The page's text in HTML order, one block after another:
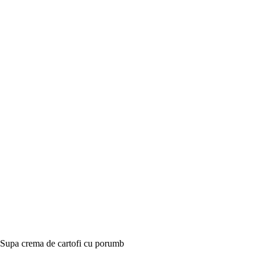
Supa crema de cartofi cu porumb